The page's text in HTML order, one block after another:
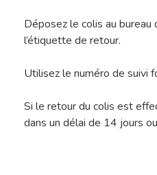
Déposez le colis au
l’étiquette de retour.
Utilisez le numéro de suivi
Si le retour du colis est
dans un délai de 14 jours